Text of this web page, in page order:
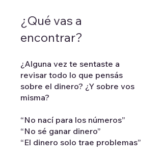
¿Qué vas a
encontrar?
¿Alguna vez te sentaste a
revisar todo lo que pensás
sobre el dinero? ¿Y sobre vos
misma?
“No nací para los números”
“No sé ganar dinero”
“El dinero solo trae problemas”